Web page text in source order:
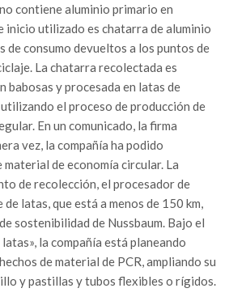
contiene aluminio primario en
inicio utilizado es chatarra de aluminio
de consumo devueltos a los puntos de
La chatarra recolectada es
babosas y procesada en latas de
el proceso de producción de
En un comunicado, la firma
vez, la compañía ha podido
de economía circular. La
de recolección, el procesador de
latas, que está a menos de 150 km,
sostenibilidad de Nussbaum. Bajo el
la compañía está planeando
de material de PCR, ampliando su
y pastillas y tubos flexibles o rígidos.